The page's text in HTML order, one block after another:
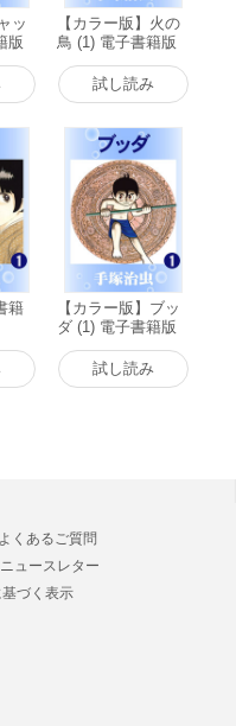
ッ
版
【カラー版】火の
鳥 (1) 電子書籍版
試し読み
籍
【カラー版】ブッ
ダ (1) 電子書籍版
試し読み
よくあるご質問
ュースレター
づく表示